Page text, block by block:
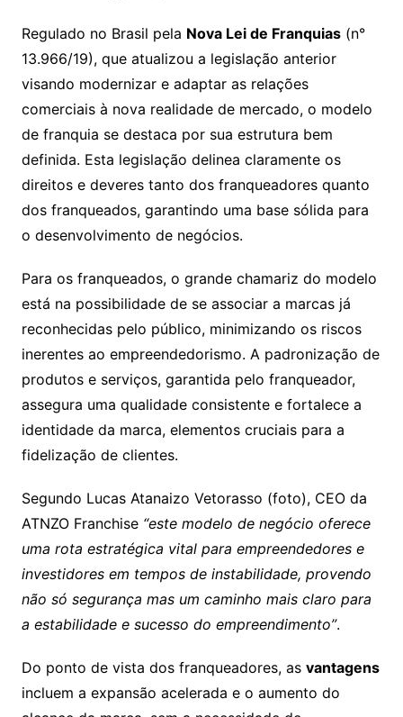
Regulado no Brasil pela Nova Lei de Franquias(n°
13.966/19), que atualizou a legislação anterior
visando modernizar e adaptar as relações
comerciais à nova realidade de mercado, o modelo
de franquia se destaca por sua estrutura bem
definida. Esta legislação delinea claramente os
direitos e deveres tanto dos franqueadores quanto
dos franqueados, garantindo uma base sólida para
o desenvolvimento de negócios.
Para os franqueados, o grande chamariz do modelo
está na possibilidade de se associar a marcas já
reconhecidas pelo público, minimizando os riscos
inerentes ao empreendedorismo. A padronização de
produtos e serviços, garantida pelo franqueador,
assegura uma qualidade consistente e fortalece a
identidade da marca, elementos cruciais para a
fidelização de clientes.
Segundo Lucas Atanaizo Vetorasso (foto), CEO da
ATNZO Franchise “este modelo de negócio oferece
uma rota estratégica vital para empreendedores e
investidores em tempos de instabilidade, provendo
não só segurança mas um caminho mais claro para
a estabilidade e sucesso do empreendimento”.
Do ponto de vista dos franqueadores, as vantagens
incluem a expansão acelerada e o aumento do